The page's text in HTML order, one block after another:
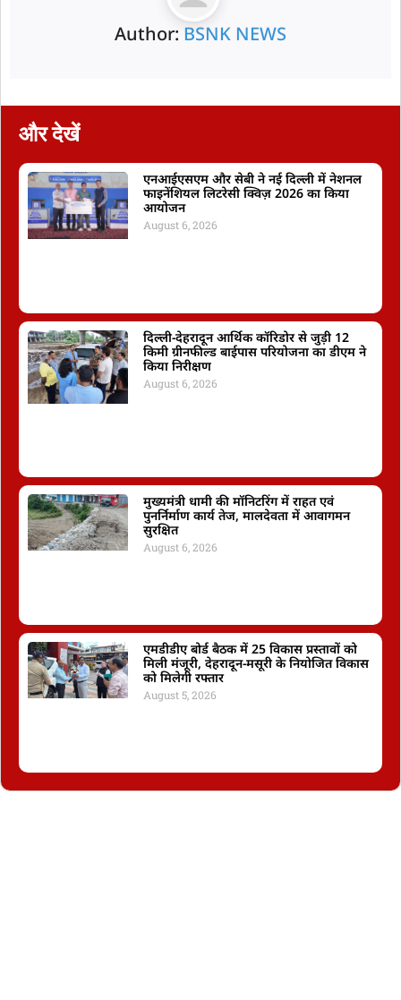
Author: BSNK NEWS
और देखें
एनआईएसएम और सेबी ने नई दिल्ली में नेशनल
फाइनेंशियल लिटरेसी क्विज़ 2026 का किया
आयोजन
August 6, 2026
दिल्ली-देहरादून आर्थिक कॉरिडोर से जुड़ी 12
किमी ग्रीनफील्ड बाईपास परियोजना का डीएम ने
किया निरीक्षण
August 6, 2026
मुख्यमंत्री धामी की मॉनिटरिंग में राहत एवं
पुनर्निर्माण कार्य तेज, मालदेवता में आवागमन
सुरक्षित
August 6, 2026
एमडीडीए बोर्ड बैठक में 25 विकास प्रस्तावों को
मिली मंजूरी, देहरादून-मसूरी के नियोजित विकास
को मिलेगी रफ्तार
August 5, 2026